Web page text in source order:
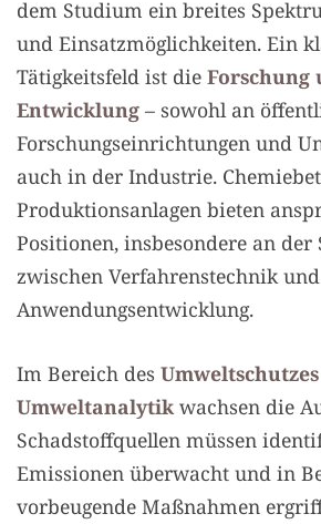
dem Studium ein breites
und Einsatzmöglichkeiten. Ein
Tätigkeitsfeld ist die Forschung
Entwicklung – sowohl an
Forschungseinrichtungen und
auch in der Industrie.
Produktionsanlagen bieten
Positionen, insbesondere an der
zwischen Verfahrenstechnik und
Anwendungsentwicklung.
Im Bereich des
Umweltanalytik wachsen die
Schadstoffquellen müssen
Emissionen überwacht und in
vorbeugende Maßnahmen